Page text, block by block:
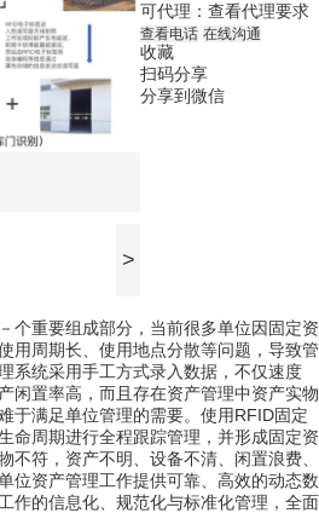
>
可代理： 查看代理要求
查看电话 在线沟通
收藏
扫码分享
分享到微信
个重要组成部分，当前很多单位因固定资
用周期长、使用地点分散等问题，导致管
系统采用手工方式录入数据，不仅速度
闲置率高，而且存在资产管理中资产实物
于满足单位管理的需要。使用RFID固定
命周期进行全程跟踪管理，并形成固定资
不符，资产不明、设备不清、闲置浪费、
位资产管理工作提供可靠、高效的动态数
作的信息化、规范化与标准化管理，全面